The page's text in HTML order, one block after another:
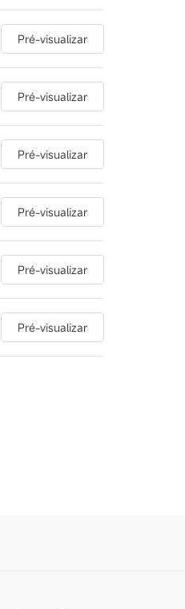
Pré-visualizar
Pré-visualizar
Pré-visualizar
Pré-visualizar
Pré-visualizar
Pré-visualizar